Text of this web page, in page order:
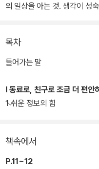
의 일상을 아는 것. 생각이 성
그래서 이 책은 인권과 감수성
많은 시간을 보내는 집과 동네
려해야 할 것이 무엇인지. 직장
야 할 태도나 준비해야 할 것,
부하는 데 가장 좋은 디딤돌이
목차
들어가는 말
Ⅰ 동료로, 친구로 조금 더 편안
1 쉬운 정보의 힘
책속에서
P.11~12